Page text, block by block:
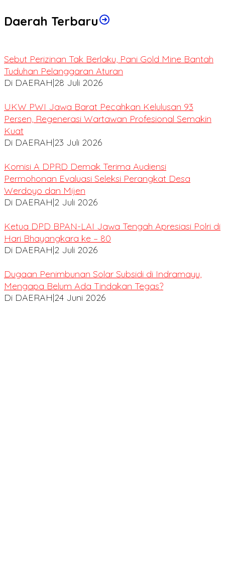
Daerah Terbaru
Sebut Perizinan Tak Berlaku, Pani Gold Mine Bantah
Tuduhan Pelanggaran Aturan
Di DAERAH|28 Juli 2026
UKW PWI Jawa Barat Pecahkan Kelulusan 93
Persen, Regenerasi Wartawan Profesional Semakin
Kuat
Di DAERAH|23 Juli 2026
Komisi A DPRD Demak Terima Audiensi
Permohonan Evaluasi Seleksi Perangkat Desa
Werdoyo dan Mijen
Di DAERAH|2 Juli 2026
Ketua DPD BPAN-LAI Jawa Tengah Apresiasi Polri di
Hari Bhayangkara ke – 80
Di DAERAH|2 Juli 2026
Dugaan Penimbunan Solar Subsidi di Indramayu,
Mengapa Belum Ada Tindakan Tegas?
Di DAERAH|24 Juni 2026